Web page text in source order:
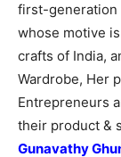
first-generation
whose motive
crafts of India,
Wardrobe, Her
Entrepreneurs
their product &
Gunavathy